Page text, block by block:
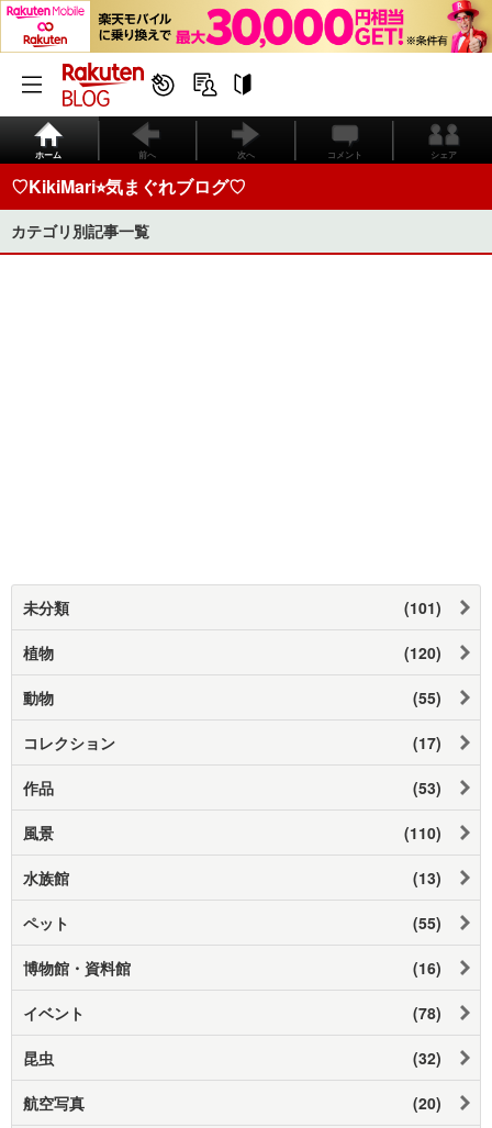
ホーム 前へ 次へ コメント シェア
♡KikiMari⭐︎気まぐれブログ♡
カテゴリ別記事一覧
未分類 (101)
植物 (120)
動物 (55)
コレクション (17)
作品 (53)
風景 (110)
水族館 (13)
ペット (55)
博物館・資料館 (16)
イベント (78)
昆虫 (32)
航空写真 (20)